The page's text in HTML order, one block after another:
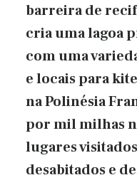
barreira de
cria uma lagoa
com uma
e locais para
na Polinésia
por mil milhas
lugares
desabitados e